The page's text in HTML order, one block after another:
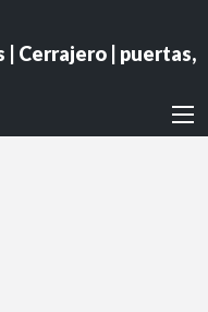
| Cerrajero | puertas,